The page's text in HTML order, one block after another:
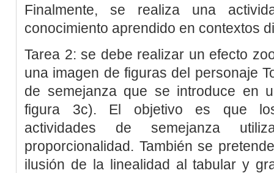
Finalmente, se realiza una
conocimiento aprendido en contextos
Tarea 2: se debe realizar un efecto
una imagen de figuras del personaje
de semejanza que se introduce en
figura 3c). El objetivo es que los
actividades de semejanza
proporcionalidad. También se
ilusión de la linealidad al tabular y